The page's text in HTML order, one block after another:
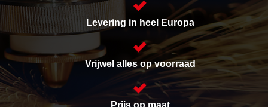
Levering in heel Europa
Vrijwel alles op voorraad